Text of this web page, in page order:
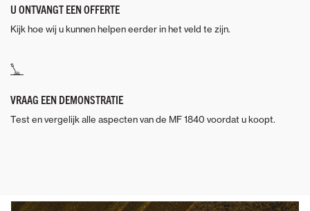
U ONTVANGT EEN OFFERTE
Kijk hoe wij u kunnen helpen eerder in het veld te zijn.
VRAAG EEN DEMONSTRATIE
Test en vergelijk alle aspecten van de MF 1840 voordat u koopt.